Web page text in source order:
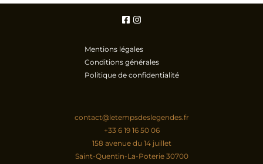
Mentions légales
Conditions générales
Politique de confidentialité
contact@letempsdeslegendes.fr
+33 6 19 16 50 06
158 avenue du 14 juillet
Saint-Quentin-La-Poterie 30700